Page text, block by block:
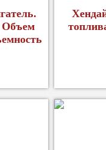
Объем